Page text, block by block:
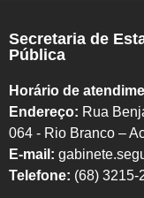
Secretaria de
Pública
Horário de
Endereço: Rua
064 - Rio Branco –
E-mail:
Telefone: (68) 3215-